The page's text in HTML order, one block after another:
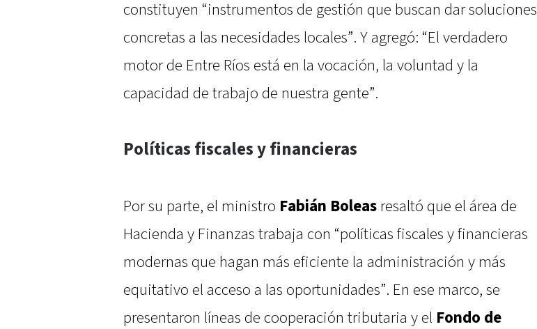
constituyen “instrumentos de gestión que buscan dar soluciones
concretas a las necesidades locales”. Y agregó: “El verdadero
motor de Entre Ríos está en la vocación, la voluntad y la
capacidad de trabajo de nuestra gente”.
Políticas fiscales y financieras
Por su parte, el ministro Fabián Boleas resaltó que el área de
Hacienda y Finanzas trabaja con “políticas fiscales y financieras
modernas que hagan más eficiente la administración y más
equitativo el acceso a las oportunidades”. En ese marco, se
presentaron líneas de cooperación tributaria y el Fondo de